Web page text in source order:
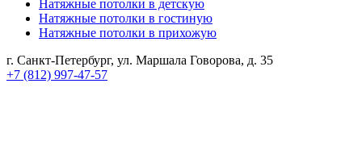
Натяжные потолки в детскую
Натяжные потолки в гостиную
Натяжные потолки в прихожую
г. Санкт-Петербург, ул. Маршала Говорова, д. 35
+7 (812) 997-47-57